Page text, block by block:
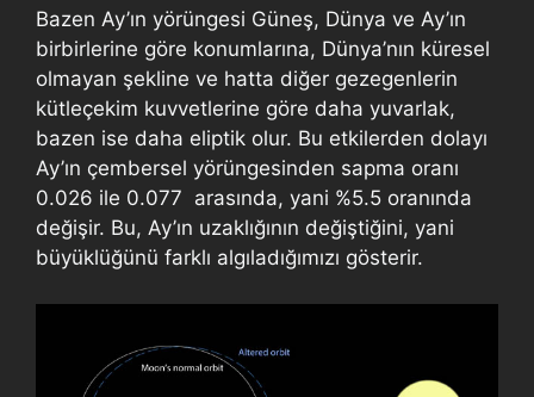
Bazen Ay’ın yörüngesi Güneş, Dünya ve Ay’ın
birbirlerine göre konumlarına, Dünya’nın küresel
olmayan şekline ve hatta diğer gezegenlerin
kütleçekim kuvvetlerine göre daha yuvarlak,
bazen ise daha eliptik olur. Bu etkilerden dolayı
Ay’ın çembersel yörüngesinden sapma oranı
0.026 ile 0.077 arasında, yani %5.5 oranında
değişir. Bu, Ay’ın uzaklığının değiştiğini, yani
büyüklüğünü farklı algıladığımızı gösterir.